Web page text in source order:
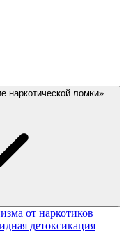
наркотической ломки»
от наркотиков
детоксикация